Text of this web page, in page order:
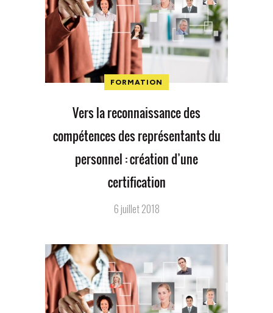
FORMATION
Vers la reconnaissance des
compétences des représentants du
personnel : création d’une
certification
6 juillet 2018